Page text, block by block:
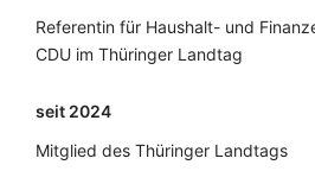
Referentin für Haushalt- und
CDU im Thüringer Landtag
seit 2024
Mitglied des Thüringer Landtags